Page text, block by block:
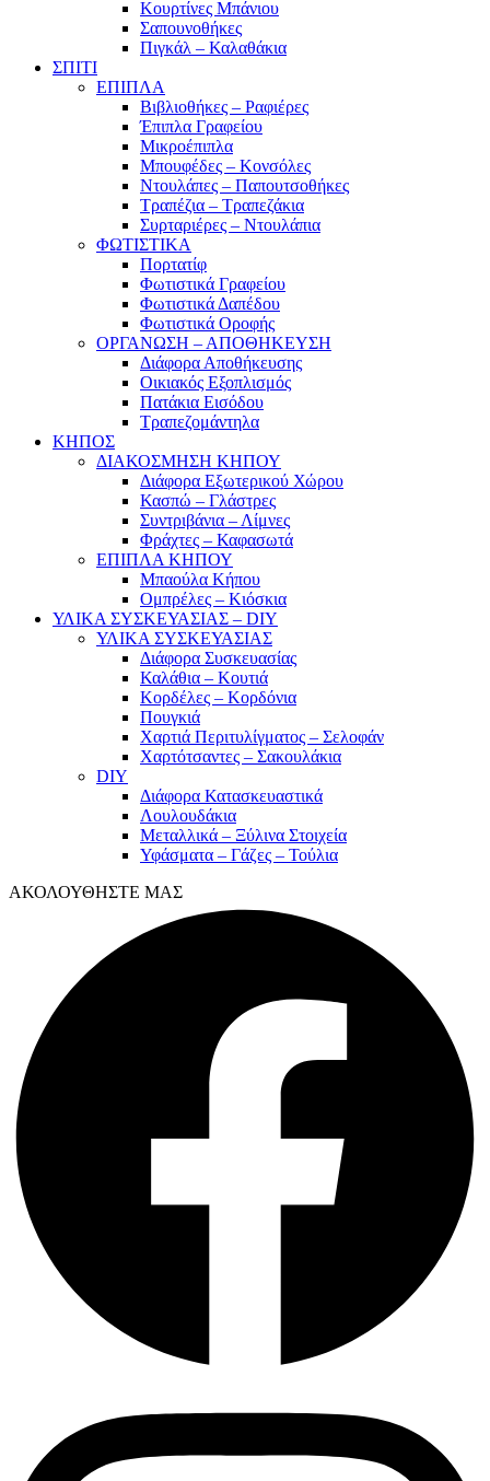
Κουρτίνες Μπάνιου
Σαπουνοθήκες
Πιγκάλ – Καλαθάκια
ΣΠΙΤΙ
ΕΠΙΠΛΑ
Βιβλιοθήκες – Ραφιέρες
Έπιπλα Γραφείου
Μικροέπιπλα
Μπουφέδες – Κονσόλες
Ντουλάπες – Παπουτσοθήκες
Τραπέζια – Τραπεζάκια
Συρταριέρες – Ντουλάπια
ΦΩΤΙΣΤΙΚΑ
Πορτατίφ
Φωτιστικά Γραφείου
Φωτιστικά Δαπέδου
Φωτιστικά Οροφής
ΟΡΓΑΝΩΣΗ – ΑΠΟΘΗΚΕΥΣΗ
Διάφορα Αποθήκευσης
Οικιακός Εξοπλισμός
Πατάκια Εισόδου
Τραπεζομάντηλα
ΚΗΠΟΣ
ΔΙΑΚΟΣΜΗΣΗ ΚΗΠΟΥ
Διάφορα Εξωτερικού Χώρου
Κασπώ – Γλάστρες
Συντριβάνια – Λίμνες
Φράχτες – Καφασωτά
ΕΠΙΠΛΑ ΚΗΠΟΥ
Μπαούλα Κήπου
Ομπρέλες – Κιόσκια
ΥΛΙΚΑ ΣΥΣΚΕΥΑΣΙΑΣ – DIY
ΥΛΙΚΑ ΣΥΣΚΕΥΑΣΙΑΣ
Διάφορα Συσκευασίας
Καλάθια – Κουτιά
Κορδέλες – Κορδόνια
Πουγκιά
Χαρτιά Περιτυλίγματος – Σελοφάν
Χαρτότσαντες – Σακουλάκια
DIY
Διάφορα Κατασκευαστικά
Λουλουδάκια
Μεταλλικά – Ξύλινα Στοιχεία
Υφάσματα – Γάζες – Τούλια
ΑΚΟΛΟΥΘΗΣΤΕ ΜΑΣ